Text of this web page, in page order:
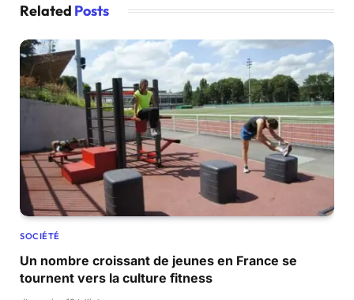
Related Posts
SOCIÉTÉ
Un nombre croissant de jeunes en France se
tournent vers la culture fitness